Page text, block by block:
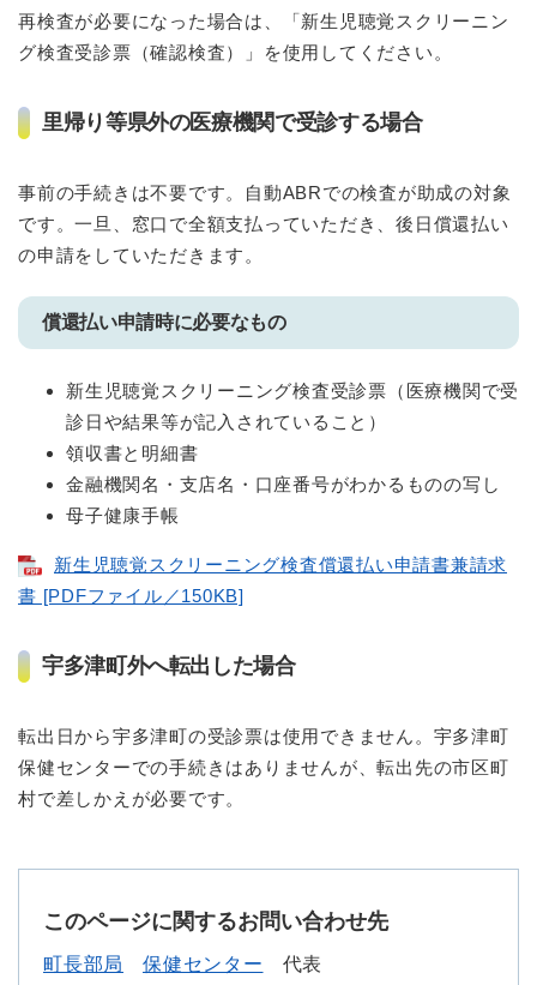
再検査が必要になった場合は、「新生児聴覚スクリーニン
グ検査受診票（確認検査）」を使用してください。
里帰り等県外の医療機関で受診する場合
事前の手続きは不要です。自動ABRでの検査が助成の対象
です。一旦、窓口で全額支払っていただき、後日償還払い
の申請をしていただきます。
償還払い申請時に必要なもの
新生児聴覚スクリーニング検査受診票（医療機関で受
診日や結果等が記入されていること）
領収書と明細書
金融機関名・支店名・口座番号がわかるものの写し
母子健康手帳
新生児聴覚スクリーニング検査償還払い申請書兼請求
書 [PDFファイル／150KB]
宇多津町外へ転出した場合
転出日から宇多津町の受診票は使用できません。宇多津町
保健センターでの手続きはありませんが、転出先の市区町
村で差しかえが必要です。
このページに関するお問い合わせ先
町長部局 保健センター
代表